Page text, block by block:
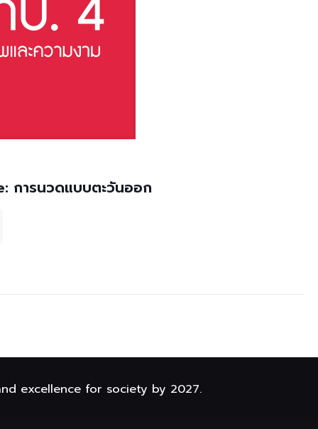
การนวดแบบตะวันออก
excellence for society by 2027.